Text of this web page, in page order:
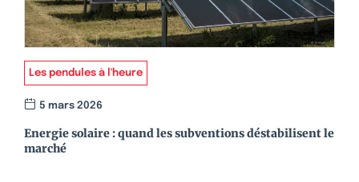
Les pendules à l'heure
5 mars 2026
Energie solaire : quand les subventions déstabilisent le
marché